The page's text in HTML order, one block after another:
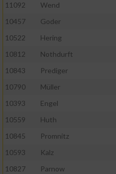
11092
Wend
10457
Goder
10522
Hering
10812
Nothdurft
10843
Prediger
10790
Müller
10393
Engel
10559
Huth
10845
Promnitz
10593
Kalz
10827
Parnow